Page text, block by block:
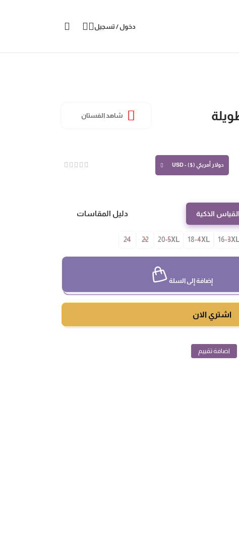
دخول / تسجيل
شاهد الفستان
دولار أمريكي ($) - USD
الذكية دليل المقاسات
16-3XL
18-4XL
20-5XL
22
24
إضافة إلى السلة
اشتري الان
اضافة تقييم